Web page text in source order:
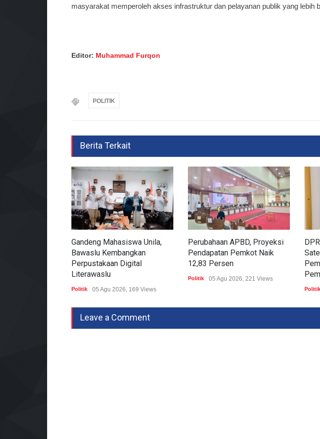
masyarakat memperoleh akses infrastruktur dan pelayanan publik yang lebih
Editor: Muhammad Furqon
POLITIK
Berita Terkait
Gandeng Mahasiswa Unila,
Bawaslu Kembangkan
Perpustakaan Digital
Literawaslu
Politik 05 Agu 2026, 169 Views
Perubahaan APBD, Proyeksi
Pendapatan Pemkot Naik
12,83 Persen
Politik 05 Agu 2026, 221 Views
Politik
Leave a Comment